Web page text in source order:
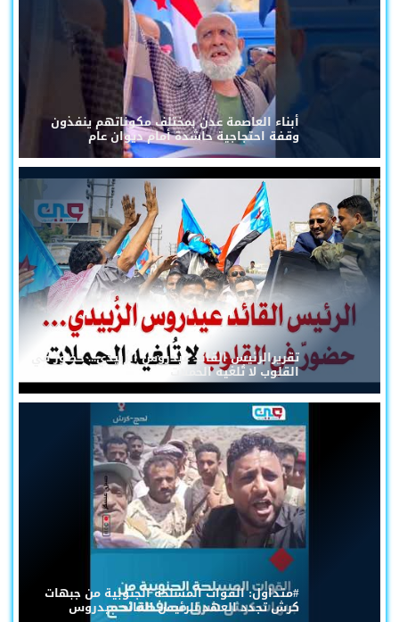
أبناء العاصمة عدن بمختلف مكوناتهم ينفذون
وقفة احتجاجية حاشدة أمام ديوان عام
تقريرالرئيس القائد عيدروس الزُبيدي... حضورٌ في
القلوب لا تُلغيه الحملات
#متداول: القوات المسلحة الجنوبية من جبهات
كرش تجدد العهد للرئيس القائد عيدروس